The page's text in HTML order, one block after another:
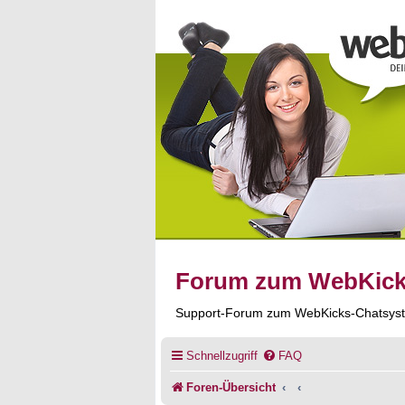
Forum zum
Support-Forum zum WebKicks-
Schnellzugriff FAQ
Foren-Übersicht